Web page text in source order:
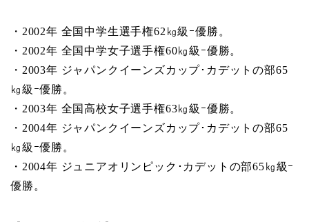
・2002年 全国中学生選手権62㎏級ｰ優勝。
・2002年 全国中学女子選手権60㎏級ｰ優勝。
・2003年 ジャパンクイーンズカップ･カデットの部65
㎏級ｰ優勝。
・2003年 全国高校女子選手権63㎏級ｰ優勝。
・2004年 ジャパンクイーンズカップ･カデットの部65
㎏級ｰ優勝。
・2004年 ジュニアオリンピック･カデットの部65㎏級ｰ
優勝。